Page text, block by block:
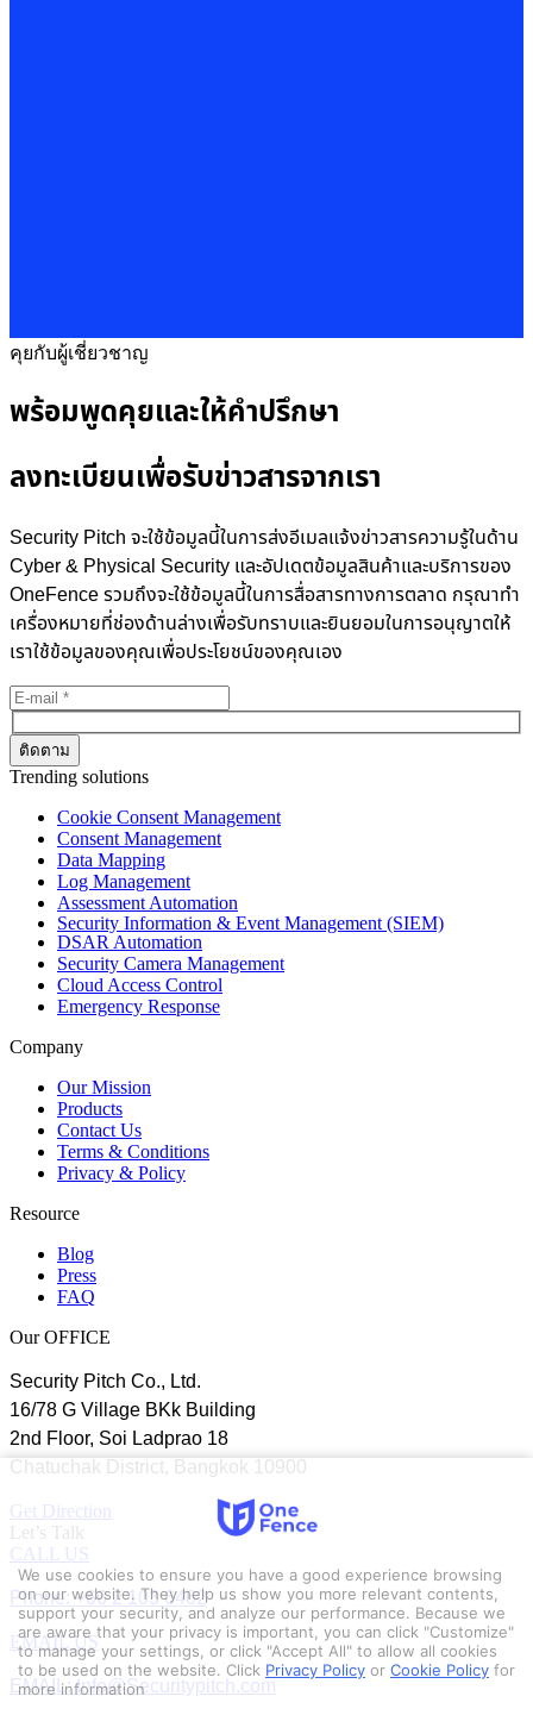
คุยกับผู้เชี่ยวชาญ
พร้อมพูดคุยและให้คำปรึกษา
ลงทะเบียนเพื่อรับข่าวสารจากเรา
Security Pitch จะใช้ข้อมูลนี้ในการส่งอีเมลแจ้งข่าวสารความรู้ในด้าน
Cyber & Physical Security และอัปเดตข้อมูลสินค้าและบริการของ
OneFence รวมถึงจะใช้ข้อมูลนี้ในการสื่อสารทางการตลาด กรุณาทำ
เครื่องหมายที่ช่องด้านล่างเพื่อรับทราบและยินยอมในการอนุญาตให้
เราใช้ข้อมูลของคุณเพื่อประโยชน์ของคุณเอง
Trending solutions
Cookie Consent Management
Consent Management
Data Mapping
Log Management
Assessment Automation
Security Information & Event Management (SIEM)
DSAR Automation
Security Camera Management
Cloud Access Control
Emergency Response
Company
Our Mission
Products
Contact Us
Terms & Conditions
Privacy & Policy
Resource
Blog
Press
FAQ
Our OFFICE
Security Pitch Co., Ltd.
16/78 G Village BKk Building
2nd Floor, Soi Ladprao 18
Chatuchak District, Bangkok 10900
Get Direction
Let’s Talk
CALL US
Phone: +66 2 103 6462
EMAIL US
EMAIL: Info@Securitypitch.com
We use cookies to ensure you have a good experience browsing
on our website. They help us show you more relevant contents,
support your security, and analyze our performance. Because we
are aware that your privacy is important, you can click "Customize"
to manage your settings, or click "Accept All" to allow all cookies
to be used on the website. Click Privacy Policy or Cookie Policy for
more information